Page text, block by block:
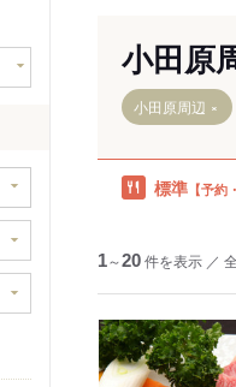
小田原
小田原周辺
標準 【予約
1～20件を表示 ／ 全